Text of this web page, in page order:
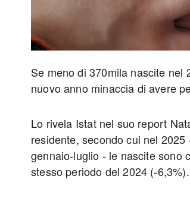
Se meno di 370mila nascite nel
nuovo anno minaccia di avere
Lo rivela Istat nel suo report
residente, secondo cui nel
gennaio-luglio - le nascite sono
stesso periodo del 2024 (-6,3%).